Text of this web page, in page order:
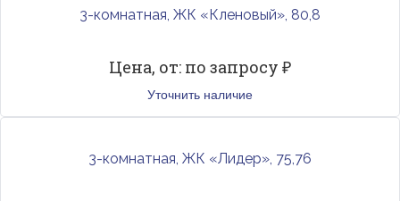
3-комнатная, ЖК «Кленовый», 80,8
Цена, от: по запросу ₽
Уточнить наличие
3-комнатная, ЖК «Лидер», 75,76